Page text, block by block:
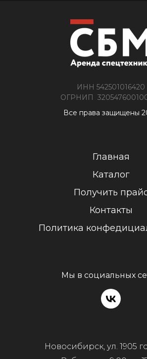
ИНН 542501016420
ОГРНИП
Все права защищены
Главная
Каталог
Получить
Контакты
Политика
Мы в социальных
Новосибирск, ул. 1905